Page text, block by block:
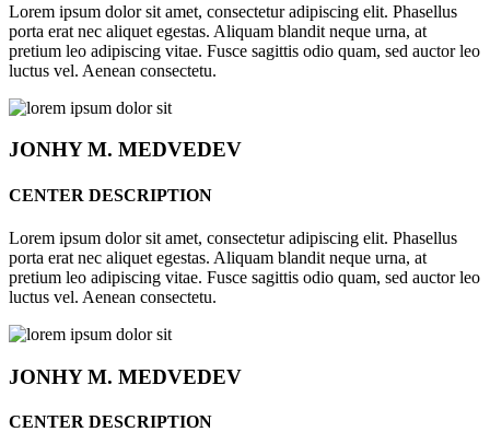
Lorem ipsum dolor sit amet, consectetur adipiscing elit. Phasellus
porta erat nec aliquet egestas. Aliquam blandit neque urna, at
pretium leo adipiscing vitae. Fusce sagittis odio quam, sed auctor leo
luctus vel. Aenean consectetu.
JONHYM. MEDVEDEV
CENTER DESCRIPTION
Lorem ipsum dolor sit amet, consectetur adipiscing elit. Phasellus
porta erat nec aliquet egestas. Aliquam blandit neque urna, at
pretium leo adipiscing vitae. Fusce sagittis odio quam, sed auctor leo
luctus vel. Aenean consectetu.
JONHYM. MEDVEDEV
CENTER DESCRIPTION